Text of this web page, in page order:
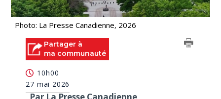
Photo: La Presse Canadienne, 2026
Partager à
ma communauté
10h00
27 mai 2026
Par La Presse Canadienne